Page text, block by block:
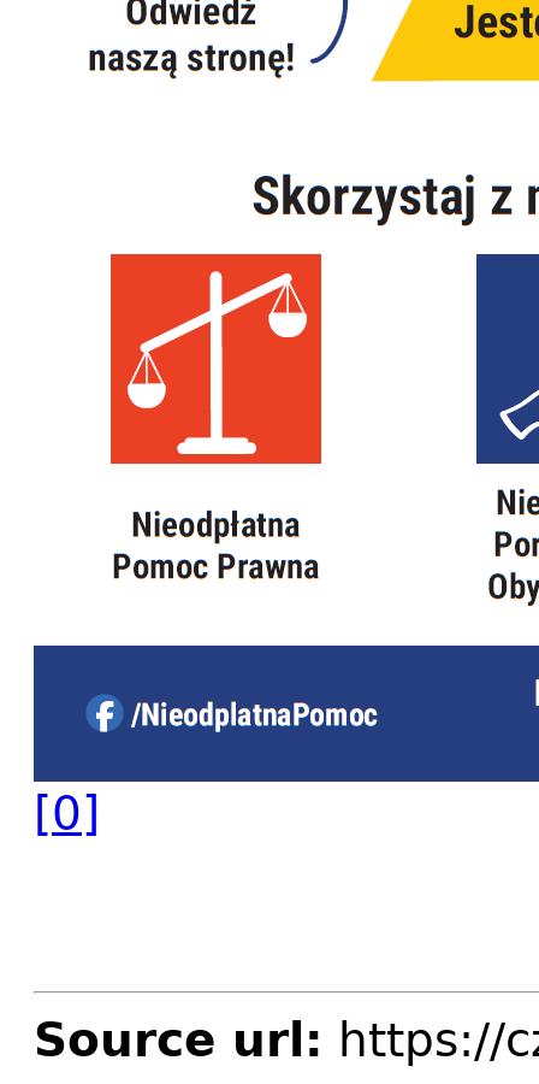
[0]
Source url: https://